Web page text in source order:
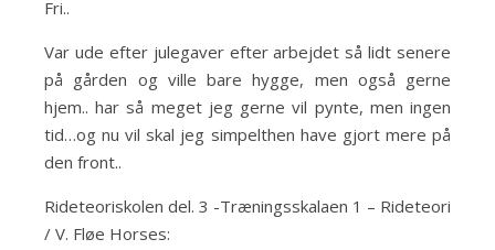
Fri..
Var ude efter julegaver efter arbejdet så lidt senere
på gården og ville bare hygge, men også gerne
hjem.. har så meget jeg gerne vil pynte, men ingen
tid…og nu vil skal jeg simpelthen have gjort mere på
den front..
Rideteoriskolen del. 3 -Træningsskalaen 1 – Rideteori
/ V. Fløe Horses: